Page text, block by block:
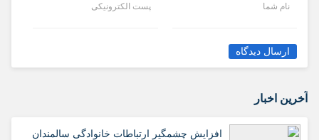
نام شما پست الکترونیکی
ارسال دیدگاه
آخرین اخبار
افزایش چشمگیر ارتباطات خانوادگی سالمندان